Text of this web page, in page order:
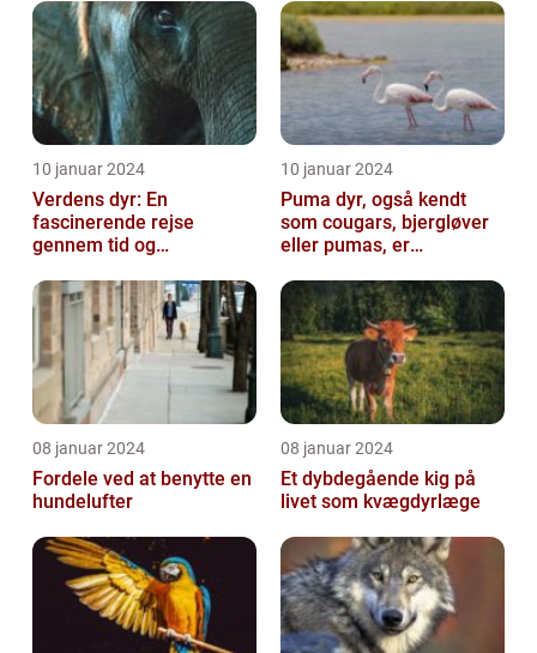
10 januar 2024
Verdens dyr: En
fascinerende rejse
gennem tid og
10 januar 2024
Puma dyr, også kendt
som cougars, bjergløver
eller pumas, er
imponerende væsener,
de...
08 januar 2024
Fordele ved at benytte en
hundelufter
08 januar 2024
Et dybdegående kig på
livet som kvægdyrlæge